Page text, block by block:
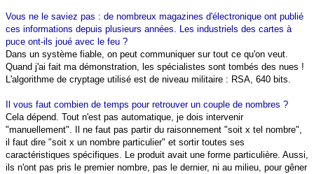
Vous ne le saviez pas : de nombreux magazines d'électronique ont publié
ces informations depuis plusieurs années. Les industriels des cartes à
puce ont-ils joué avec le feu ?
Dans un système fiable, on peut communiquer sur tout ce qu'on veut.
Quand j'ai fait ma démonstration, les spécialistes sont tombés des nues !
L'algorithme de cryptage utilisé est de niveau militaire : RSA, 640 bits.
Il vous faut combien de temps pour retrouver un couple de nombres ?
Cela dépend. Tout n'est pas automatique, je dois intervenir
"manuellement". Il ne faut pas partir du raisonnement "soit x tel nombre",
il faut dire "soit x un nombre particulier" et sortir toutes ses
caractéristiques spécifiques. Le produit avait une forme particulière. Aussi,
ils n'ont pas pris le premier nombre, pas le dernier, ni au milieu, pour gêner